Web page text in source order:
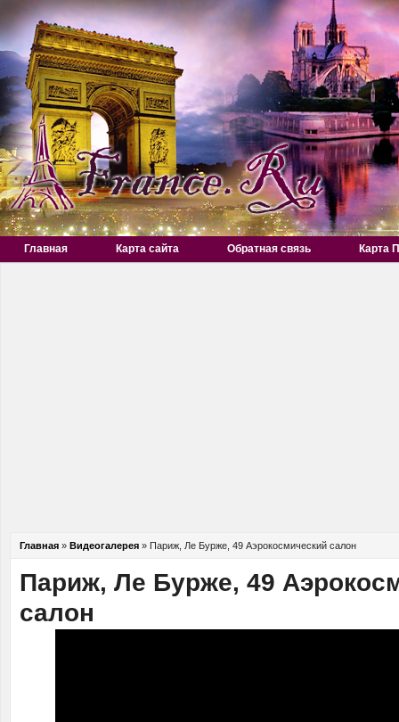
Главная Карта сайта Обратная связь Карта
Главная » Видеогалерея » Париж, Ле Бурже, 49 Аэрокосмический салон
Париж, Ле Бурже, 49
салон